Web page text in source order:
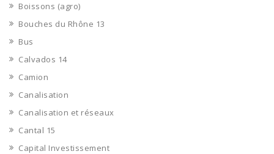
Boissons (agro)
Bouches du Rhône 13
Bus
Calvados 14
Camion
Canalisation
Canalisation et réseaux
Cantal 15
Capital Investissement